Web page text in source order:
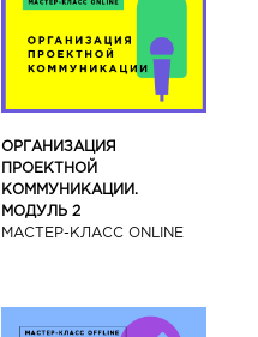
ОРГАНИЗАЦИЯ
ПРОЕКТНОЙ
КОММУНИКАЦИИ.
МОДУЛЬ 2
МАСТЕР-КЛАСС ONLINE